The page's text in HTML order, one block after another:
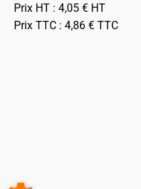
Prix HT : 4,05 € HT
Prix TTC : 4,86 € TTC